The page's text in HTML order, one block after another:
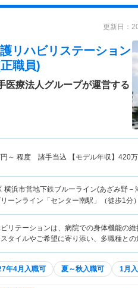
更新日：
リハビリステーション
職員)
医療法人グループが運営する
～ 程度 諸手当込 【モデル年収】 420
横浜市営地下鉄ブルーライン(あざみ野
ーンライン「センター南駅」（徒歩1分）
リテーションは、病院での身体機能の
タイルやご希望に寄り添い、多職種と
年4月入職可 夏～秋入職可 1月